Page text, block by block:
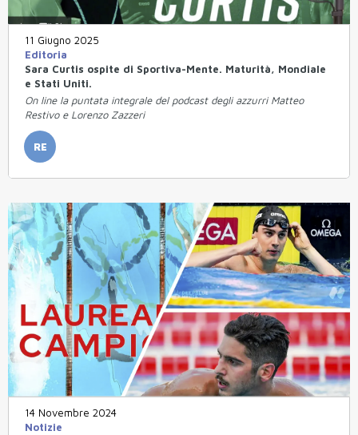
11 Giugno 2025
Editoria
Sara Curtis ospite di Sportiva-Mente. Maturità, Mondiale
e Stati Uniti.
On line la puntata integrale del podcast degli azzurri Matteo
Restivo e Lorenzo Zazzeri
RE
14 Novembre 2024
Notizie